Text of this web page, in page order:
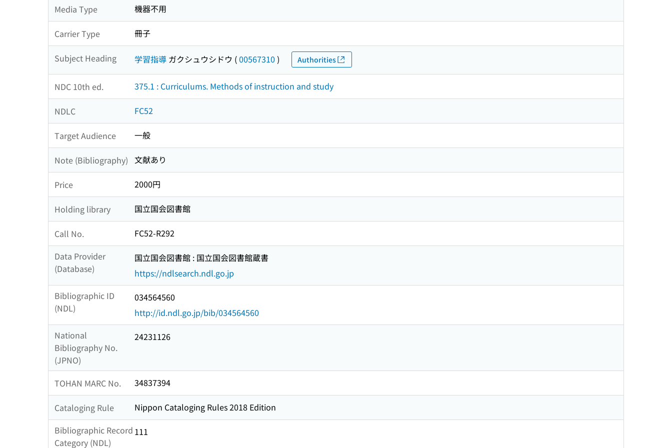
Media Type 機器不用
Carrier Type 冊子
Subject Heading 学習指導 ガクシュウシドウ (00567310 ) Authorities
NDC 10th ed. 375.1 : Curriculums. Methods of instruction and study
NDLC FC52
Target Audience 一般
Note (Bibliography) 文献あり
Price 2000円
Holding library 国立国会図書館
Call No.
FC52-R292
Data Provider
(Database)
国立国会図書館 : 国立国会図書館蔵書
https://ndlsearch.ndl.go.jp
Bibliographic ID
(NDL)
034564560
http://id.ndl.go.jp/bib/034564560
National
Bibliography No.
(JPNO)
24231126
TOHAN MARC No. 34837394
Cataloging Rule
Nippon Cataloging Rules 2018 Edition
Bibliographic Record
Category (NDL)
111